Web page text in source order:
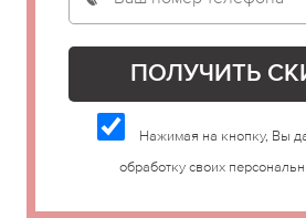
Нажимая на кнопку, Вы
обработку своих